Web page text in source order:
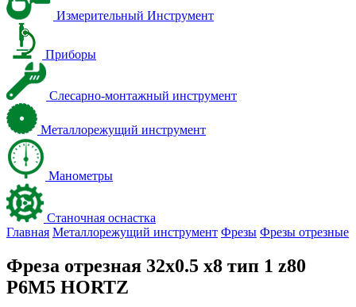
Измерительный Инструмент
Приборы
Слесарно-монтажный инструмент
Металлорежущий инструмент
Манометры
Станочная оснастка
Главная Металлорежущий инструмент Фрезы Фрезы отрезные
Фреза отрезная 32х0.5 х8 тип 1 z80
Р6М5 HORTZ